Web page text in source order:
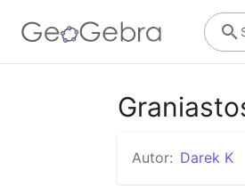
Autor: Darek K